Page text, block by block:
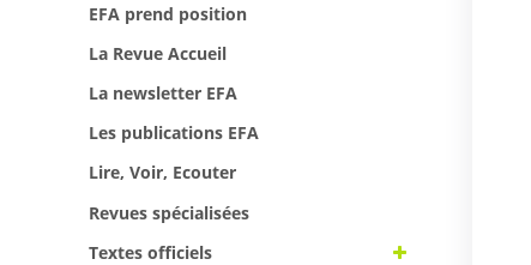
EFA prend position
La Revue Accueil
La newsletter EFA
Les publications EFA
Lire, Voir, Ecouter
Revues spécialisées
Textes officiels